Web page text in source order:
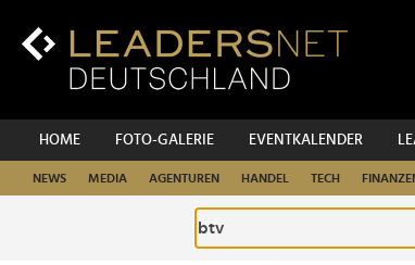
Inhalt
HOME FOTO-GALERIE EVENTKALENDER
NEWS MEDIA AGENTUREN HANDEL TECH